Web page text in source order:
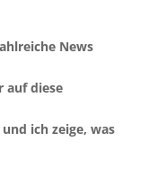
News
auf diese
ich zeige, was